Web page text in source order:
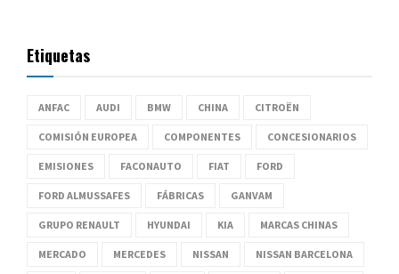
Etiquetas
ANFAC AUDI BMW CHINA CITROËN
COMISIÓN EUROPEA COMPONENTES CONCESIONARIOS
EMISIONES FACONAUTO FIAT FORD
FORD ALMUSSAFES FÁBRICAS GANVAM
GRUPO RENAULT HYUNDAI KIA MARCAS CHINAS
MERCADO MERCEDES NISSAN NISSAN BARCELONA